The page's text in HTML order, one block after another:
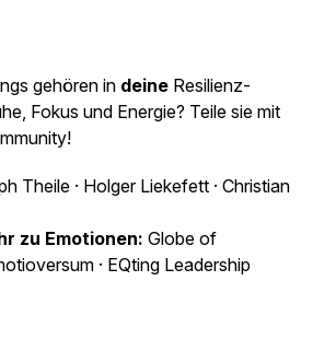
gehören in deine Resilienz-
Fokus und Energie? Teile sie mit
Theile · Holger Liekefett · Christian
zu Emotionen: Globe of
· EQting Leadership